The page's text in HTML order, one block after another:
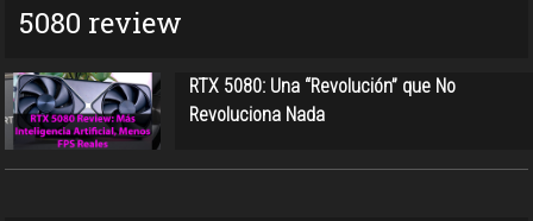
5080 review
RTX 5080: Una “Revolución” que No
Revoluciona Nada